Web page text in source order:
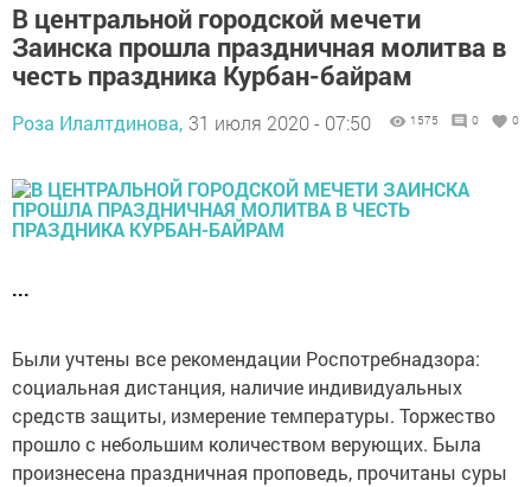
В центральной городской мечети
Заинска прошла праздничная молитва в
честь праздника Курбан-байрам
Роза Илалтдинова, 31 июля 2020 - 07:50 1575 0 0
...
Были учтены все рекомендации Роспотребнадзора:
социальная дистанция, наличие индивидуальных
средств защиты, измерение температуры. Торжество
прошло с небольшим количеством верующих. Была
произнесена праздничная проповедь, прочитаны суры